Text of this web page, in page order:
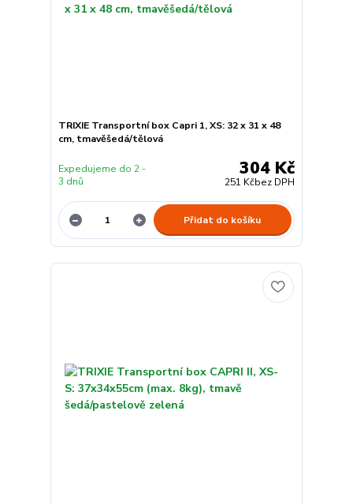
TRIXIE Transportní box Capri 1, XS: 32 x 31 x 48
cm, tmavěšedá/tělová
304 Kč
251 Kčbez DPH
Expedujeme do 2 -
3 dnů
Přidat do košíku